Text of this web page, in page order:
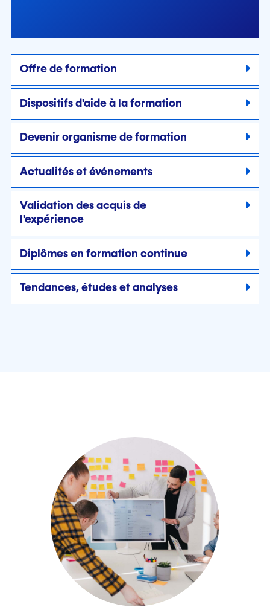
Offre de formation
Dispositifs d'aide à la formation
Devenir organisme de formation
Actualités et événements
Validation des acquis de
l'expérience
Diplômes en formation continue
Tendances, études et analyses